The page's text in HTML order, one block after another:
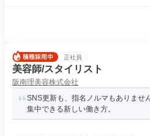
正社員
美容師/スタイリスト
阪南理美容株式会社
SNS更新も、指名ノルマもありませ
集中できる新しい働き方。